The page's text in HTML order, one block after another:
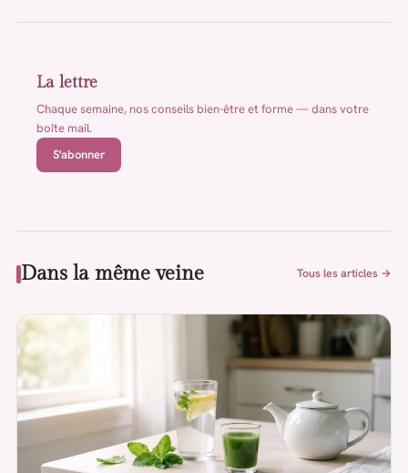
La lettre
Chaque semaine, nos conseils bien-être et forme — dans votre
boîte mail.
S'abonner
Dans la même veine Tous les articles →